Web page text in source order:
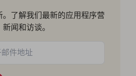
。了解我们最新的应用程序营
闻和访谈。